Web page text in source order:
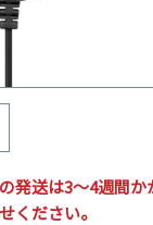
発送は3～4週間
ください。